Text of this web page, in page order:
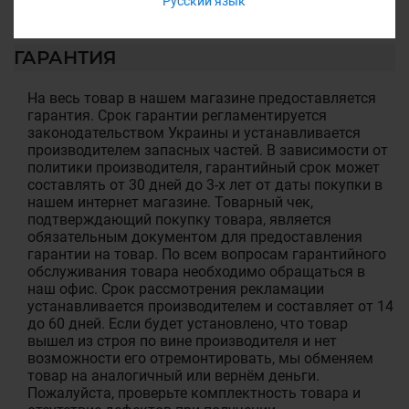
ГАРАНТИЯ
На весь товар в нашем магазине предоставляется
гарантия. Срок гарантии регламентируется
законодательством Украины и устанавливается
производителем запасных частей. В зависимости от
политики производителя, гарантийный срок может
составлять от 30 дней до 3-х лет от даты покупки в
нашем интернет магазине. Товарный чек,
подтверждающий покупку товара, является
обязательным документом для предоставления
гарантии на товар. По всем вопросам гарантийного
обслуживания товара необходимо обращаться в
наш офис. Срок рассмотрения рекламации
устанавливается производителем и составляет от 14
до 60 дней. Если будет установлено, что товар
вышел из строя по вине производителя и нет
возможности его отремонтировать, мы обменяем
товар на аналогичный или вернём деньги.
Пожалуйста, проверьте комплектность товара и